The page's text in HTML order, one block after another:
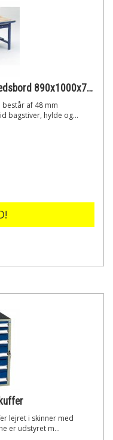
BLIKA VBB-1.10 komplet Værkstedsbord 890x1000x770mm
af 48 mm
bagstiver, hylde og...
lejret i skinner med
er udstyret m...